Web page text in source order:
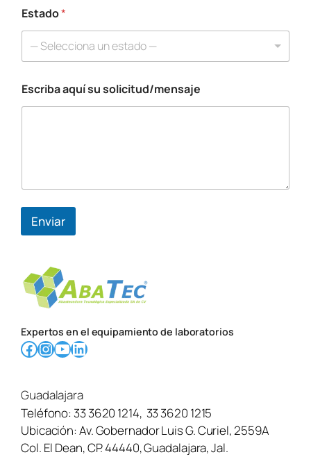
Estado*
— Selecciona un estado —
Escriba aquí su solicitud/mensaje
Enviar
Expertos en el equipamiento de laboratorios
Facebook InstagramYouTube LinkedIn
Guadalajara
Teléfono:33 3620 1214, 33 3620 1215
Ubicación:Av. Gobernador Luis G. Curiel, 2559A
Col. El Dean, CP. 44440, Guadalajara, Jal.